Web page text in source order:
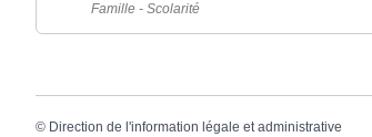
Famille - Scolarité
© Direction de l'information légale et administrative